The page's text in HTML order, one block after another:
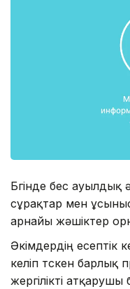
Бүгінде бес ауылдық
сұрақтар мен
арнайы жәшіктер
Әкімдердің есептік
келіп түскен
жергілікті